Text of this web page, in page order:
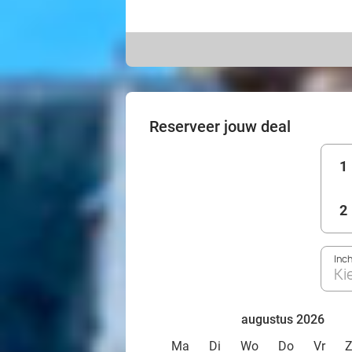
Reserveer jouw deal
1
2
augustus 2026
Ma
Di Wo Do Vr